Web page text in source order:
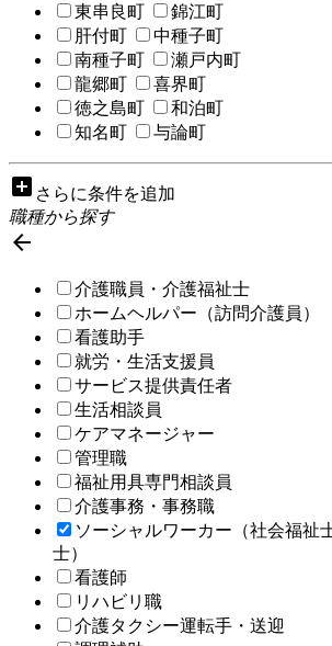
東串良町
錦江町
肝付町
中種子町
南種子町
瀬戸内町
龍郷町
喜界町
徳之島町
和泊町
知名町
与論町
add_box さらに条件を追加
職種から探す

介護職員・介護福祉士
ホームヘルパー（訪問介護員）
看護助手
就労・生活支援員
サービス提供責任者
生活相談員
ケアマネージャー
管理職
福祉用具専門相談員
介護事務・事務職
ソーシャルワーカー（社会福祉
士）
看護師
リハビリ職
介護タクシー運転手・送迎